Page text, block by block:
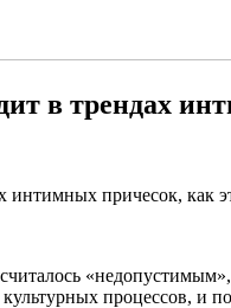
в трендах
считалось
процессов, и